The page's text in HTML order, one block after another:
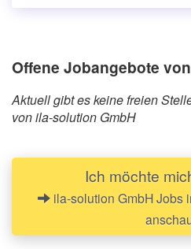
Offene Jobangebote
Aktuell gibt es keine freien
von ila-solution GmbH
Ich möchte
ila-solution GmbH Jobs